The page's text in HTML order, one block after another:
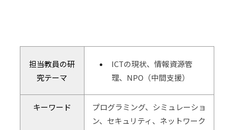
担当教員の研
究テーマ
ICTの現状、情報資源管
理、NPO（中間支援）
キーワード
プログラミング、シミュレーショ
ン、セキュリティ、ネットワーク